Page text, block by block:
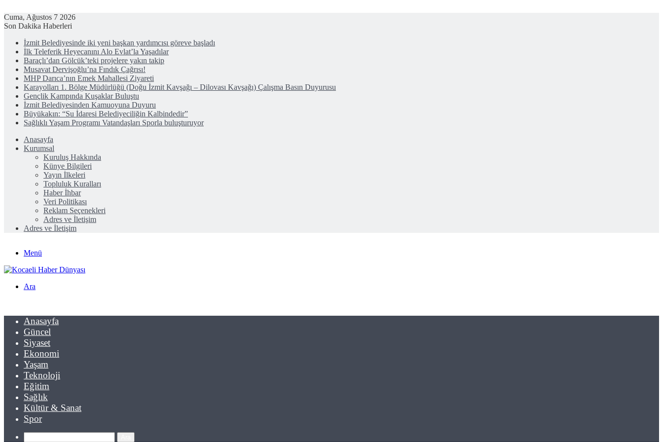
Cuma, Ağustos 7 2026
Son Dakika Haberleri
İzmit Belediyesinde iki yeni başkan yardımcısı göreve başladı
İlk Teleferik Heyecanını Alo Evlat’la Yaşadılar
Baraçlı’dan Gölcük’teki projelere yakın takip
Musavat Dervişoğlu’na Fındık Çağrısı!
MHP Darıca’nın Emek Mahallesi Ziyareti
Karayolları 1. Bölge Müdürlüğü (Doğu İzmit Kavşağı – Dilovası Kavşağı) Çalışma Basın Duyurusu
Gençlik Kampında Kuşaklar Buluştu
İzmit Belediyesinden Kamuoyuna Duyuru
Büyükakın: “Su İdaresi Belediyeciliğin Kalbindedir”
Sağlıklı Yaşam Programı Vatandaşları Sporla buluşturuyor
Anasayfa
Kurumsal
Kuruluş Hakkında
Künye Bilgileri
Yayın İlkeleri
Topluluk Kuralları
Haber İhbar
Veri Politikası
Reklam Seçenekleri
Adres ve İletişim
Adres ve İletişim
Menü
Ara
Anasayfa
Güncel
Siyaset
Ekonomi
Yaşam
Teknoloji
Eğitim
Sağlık
Kültür & Sanat
Spor